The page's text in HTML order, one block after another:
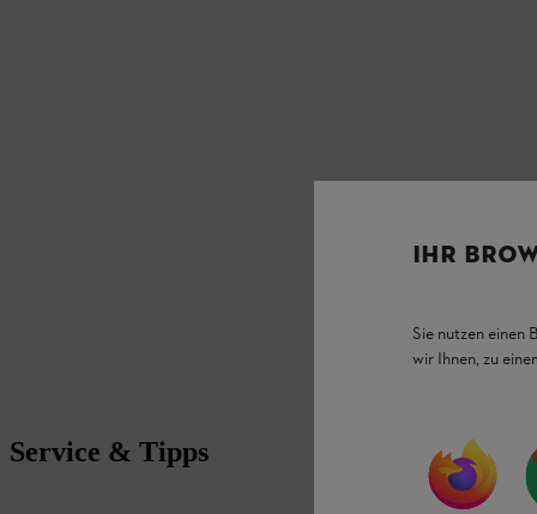
Service & Tipps
IHR
Sie nutzen einen
wir Ihnen, zu